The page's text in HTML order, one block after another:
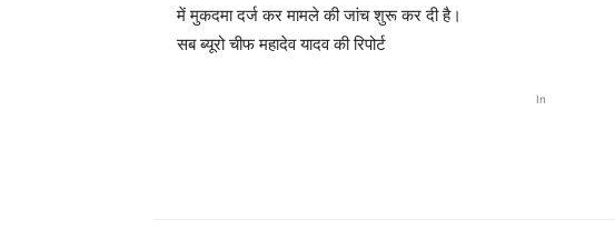
में मुकदमा दर्ज कर मामले की जांच शुरू कर दी है।
सब ब्यूरो चीफ महादेव यादव की रिपोर्ट
In